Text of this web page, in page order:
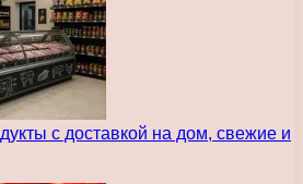
с доставкой на дом, свежие и